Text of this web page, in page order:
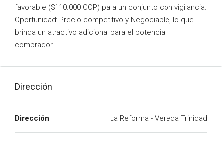
favorable ($110.000 COP) para un conjunto con vigilancia.
Oportunidad: Precio competitivo y Negociable, lo que
brinda un atractivo adicional para el potencial
comprador.
Dirección
Dirección La Reforma - Vereda Trinidad